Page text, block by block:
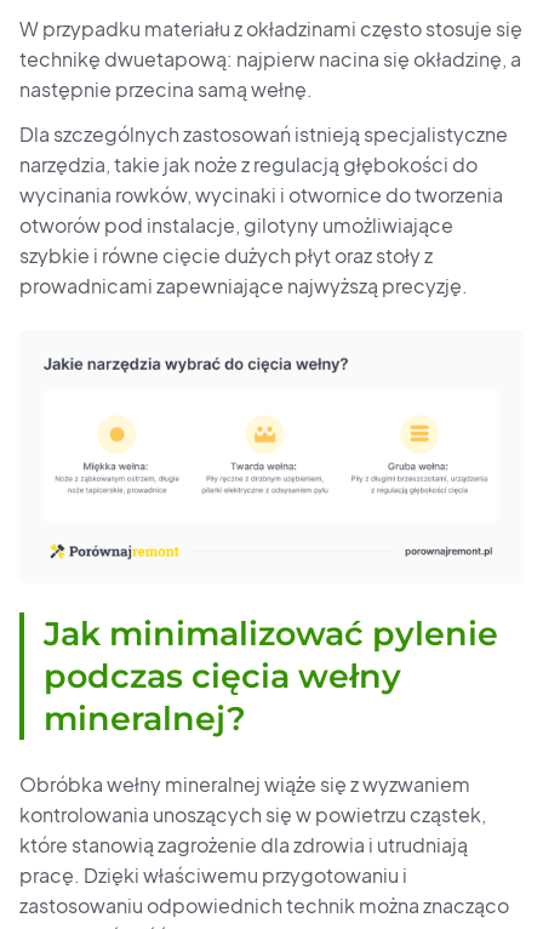
W przypadku materiału z okładzinami często stosuje się
technikę dwuetapową: najpierw nacina się okładzinę, a
następnie przecina samą wełnę.
Dla szczególnych zastosowań istnieją specjalistyczne
narzędzia, takie jak noże z regulacją głębokości do
wycinania rowków, wycinaki i otwornice do tworzenia
otworów pod instalacje, gilotyny umożliwiające
szybkie i równe cięcie dużych płyt oraz stoły z
prowadnicami zapewniające najwyższą precyzję.
Jak minimalizować pylenie
podczas cięcia wełny
mineralnej?
Obróbka wełny mineralnej wiąże się z wyzwaniem
kontrolowania unoszących się w powietrzu cząstek,
które stanowią zagrożenie dla zdrowia i utrudniają
pracę. Dzięki właściwemu przygotowaniu i
zastosowaniu odpowiednich technik można znacząco